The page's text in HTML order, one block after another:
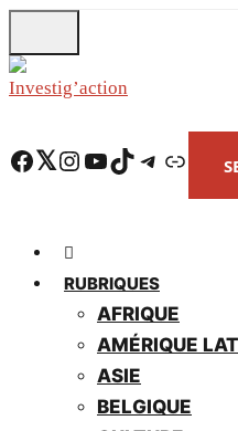
to
main
Facebook Twitter Instagram YouTube TikTok Telegram Lien
RUBRIQUES
AFRIQUE
AMÉRIQUE
ASIE
BELGIQUE